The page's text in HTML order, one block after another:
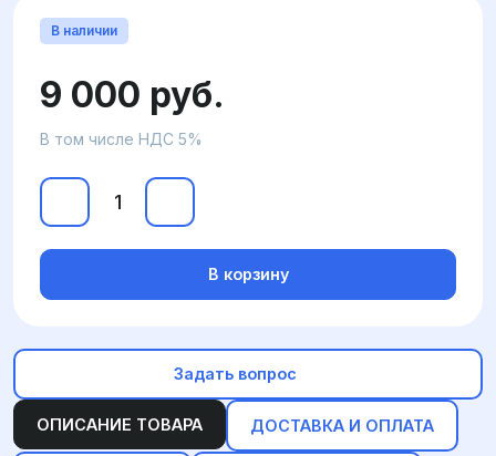
ОПИСАНИЕ ТОВАРА ДОСТАВКА И ОПЛАТА
В наличии
9 000 руб.
В том числе НДС 5%
В корзину
Задать вопрос